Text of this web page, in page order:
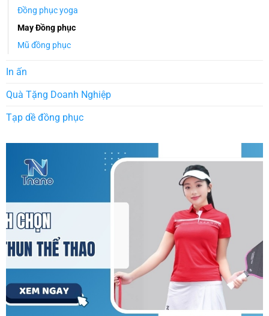
Đồng phục yoga
May Đồng phục
Mũ đồng phục
In ấn
Quà Tặng Doanh Nghiệp
Tạp dề đồng phục